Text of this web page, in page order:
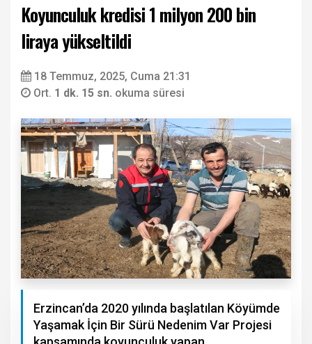
Koyunculuk kredisi 1 milyon 200 bin
liraya yükseltildi
18 Temmuz, 2025, Cuma 21:31
Ort. 1 dk. 15 sn. okuma süresi
Erzincan’da 2020 yılında başlatılan Köyümde
Yaşamak İçin Bir Sürü Nedenim Var Projesi